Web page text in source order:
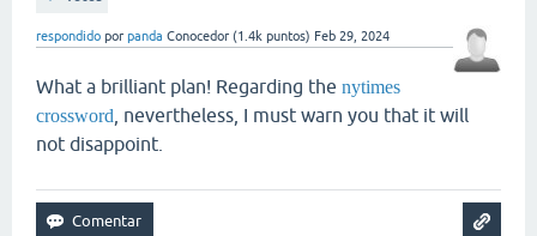
respondido por panda Conocedor (1.4k puntos) Feb 29, 2024
What a brilliant plan! Regarding the nytimes
crossword , nevertheless, I must warn you that it will
not disappoint.